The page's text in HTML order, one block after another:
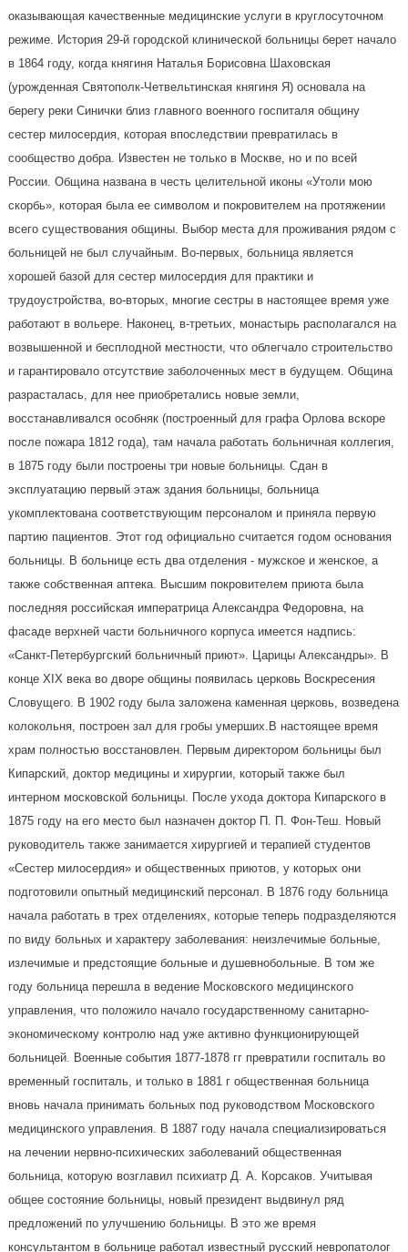
оказывающая качественные медицинские услуги в круглосуточном
режиме. История 29-й городской клинической больницы берет начало
в 1864 году, когда княгиня Наталья Борисовна Шаховская
(урожденная Святополк-Четвельтинская княгиня Я) основала на
берегу реки Синички близ главного военного госпиталя общину
сестер милосердия, которая впоследствии превратилась в
сообщество добра. Известен не только в Москве, но и по всей
России. Община названа в честь целительной иконы «Утоли мою
скорбь», которая была ее символом и покровителем на протяжении
всего существования общины. Выбор места для проживания рядом с
больницей не был случайным. Во-первых, больница является
хорошей базой для сестер милосердия для практики и
трудоустройства, во-вторых, многие сестры в настоящее время уже
работают в вольере. Наконец, в-третьих, монастырь располагался на
возвышенной и бесплодной местности, что облегчало строительство
и гарантировало отсутствие заболоченных мест в будущем. Община
разрасталась, для нее приобретались новые земли,
восстанавливался особняк (построенный для графа Орлова вскоре
после пожара 1812 года), там начала работать больничная коллегия,
в 1875 году были построены три новые больницы. Сдан в
эксплуатацию первый этаж здания больницы, больница
укомплектована соответствующим персоналом и приняла первую
партию пациентов. Этот год официально считается годом основания
больницы. В больнице есть два отделения - мужское и женское, а
также собственная аптека. Высшим покровителем приюта была
последняя российская императрица Александра Федоровна, на
фасаде верхней части больничного корпуса имеется надпись:
«Санкт-Петербургский больничный приют». Царицы Александры». В
конце XIX века во дворе общины появилась церковь Воскресения
Словущего. В 1902 году была заложена каменная церковь, возведена
колокольня, построен зал для гробы умерших.В настоящее время
храм полностью восстановлен. Первым директором больницы был
Кипарский, доктор медицины и хирургии, который также был
интерном московской больницы. После ухода доктора Кипарского в
1875 году на его место был назначен доктор П. П. Фон-Теш. Новый
руководитель также занимается хирургией и терапией студентов
«Сестер милосердия» и общественных приютов, у которых они
подготовили опытный медицинский персонал. В 1876 году больница
начала работать в трех отделениях, которые теперь подразделяются
по виду больных и характеру заболевания: неизлечимые больные,
излечимые и предстоящие больные и душевнобольные. В том же
году больница перешла в ведение Московского медицинского
управления, что положило начало государственному санитарно-
экономическому контролю над уже активно функционирующей
больницей. Военные события 1877-1878 гг превратили госпиталь во
временный госпиталь, и только в 1881 г общественная больница
вновь начала принимать больных под руководством Московского
медицинского управления. В 1887 году начала специализироваться
на лечении нервно-психических заболеваний общественная
больница, которую возглавил психиатр Д. А. Корсаков. Учитывая
общее состояние больницы, новый президент выдвинул ряд
предложений по улучшению больницы. В это же время
консультантом в больнице работал известный русский невропатолог